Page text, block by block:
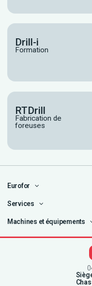
Drill-i
Formation
RTDrill
Fabrication de
foreuses
Eurofor
Services
Machines et équipements